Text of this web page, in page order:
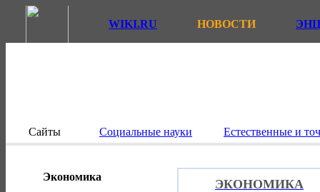
WIKI.RU НОВОСТИ
Сайты Социальные науки Естественные и
Экономика
ЭКОНОМИКА